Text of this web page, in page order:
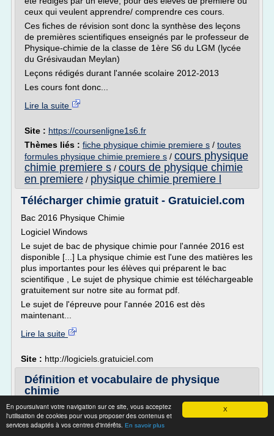
X
En poursuivant votre navigation sur ce site, vous acceptez
l'utilisation de cookies pour vous proposer des contenus et
services adaptés à vos centres d'intérêts. En savoir plus
ceux qui veulent apprendre/ comprendre ces cours.
Ces fiches de révision sont donc la synthèse des leçons
de premières scientifiques enseignés par le professeur de
Physique-chimie de la classe de 1ère S6 du LGM (lycée
du Grésivaudan Meylan)
Leçons rédigés durant l'année scolaire 2012-2013
Les cours font donc...
Lire la suite
Site : https://coursenligne1s6.fr
Thèmes liés : fiche physique chimie premiere s / toutes
formules physique chimie premiere s / cours physique
chimie premiere s / cours de physique chimie
en premiere / physique chimie premiere l
Télécharger chimie gratuit - Gratuiciel.com
Bac 2016 Physique Chimie
Logiciel Windows
Le sujet de bac de physique chimie pour l'année 2016 est
disponible [...] La physique chimie est l'une des matières les
plus importantes pour les élèves qui préparent le bac
scientifique , Le sujet de physique chimie est téléchargeable
gratuitement sur notre site au format pdf.
Le sujet de l'épreuve pour l'année 2016 est dès
maintenant...
Lire la suite
Site : http://logiciels.gratuiciel.com
Définition et vocabulaire de physique
chimie
Annuaire pour l'enseignement de physique chimie
Définitions et vocabulaire scientifique